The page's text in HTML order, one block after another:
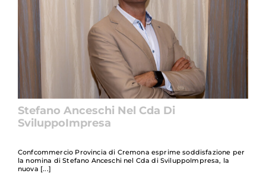
Stefano Anceschi Nel Cda Di
SviluppoImpresa
Confcommercio Provincia di Cremona esprime soddisfazione per
la nomina di Stefano Anceschi nel Cda di SviluppoImpresa, la
nuova